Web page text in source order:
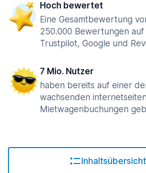
Hoch bewertet
Eine Gesamtbewertung
250.000 Bewertungen
Trustpilot, Google und
7 Mio. Nutzer
haben bereits auf einer
wachsenden
Mietwagenbuchungen
Inhaltsübersicht